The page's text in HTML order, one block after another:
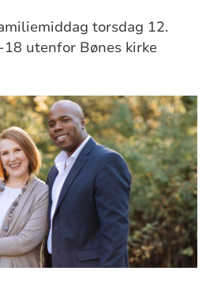
torsdag 12.
utenfor Bønes kirke